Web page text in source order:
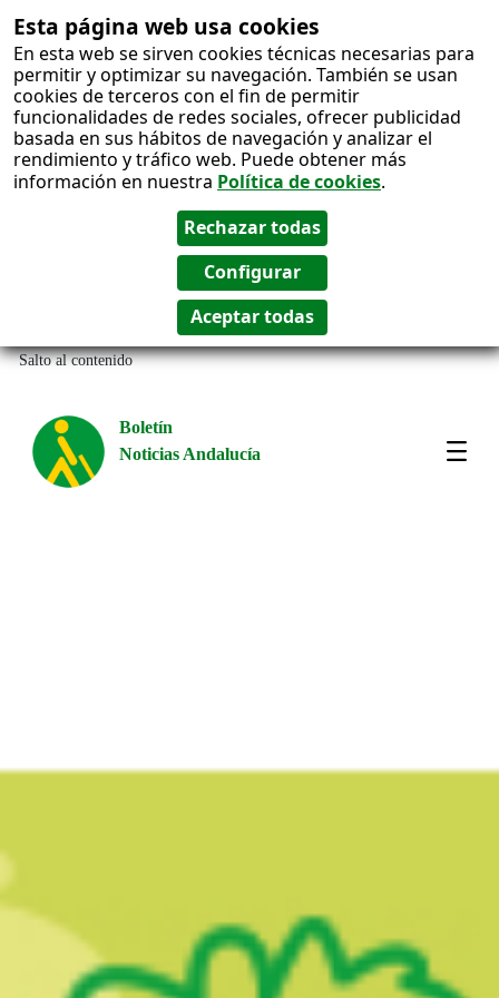
Esta página web usa cookies
En esta web se sirven cookies técnicas necesarias para
permitir y optimizar su navegación. También se usan
cookies de terceros con el fin de permitir
funcionalidades de redes sociales, ofrecer publicidad
basada en sus hábitos de navegación y analizar el
rendimiento y tráfico web. Puede obtener más
información en nuestra Política de cookies.
Salto al contenido
Boletín
Noticias Andalucía